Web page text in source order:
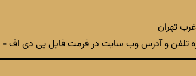
تلفن و آدرس وب سایت در فرمت فایل پی دی اف -